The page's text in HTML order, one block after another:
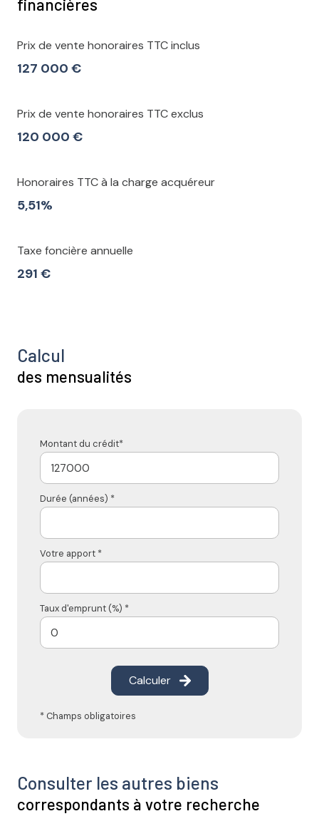
financières
Prix de vente honoraires TTC inclus
127 000 €
Prix de vente honoraires TTC exclus
120 000 €
Honoraires TTC à la charge acquéreur
5,51%
Taxe foncière annuelle
291 €
Calcul
des mensualités
Montant du crédit*
Durée (années) *
Votre apport *
Taux d'emprunt (%) *
Calculer
* Champs obligatoires
Consulter les autres biens
correspondants à votre recherche